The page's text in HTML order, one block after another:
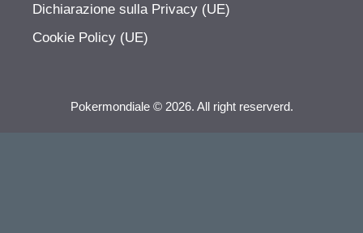
Dichiarazione sulla Privacy (UE)
Cookie Policy (UE)
Pokermondiale © 2026. All right reserverd.